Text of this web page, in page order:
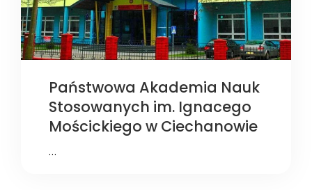
Państwowa Akademia Nauk
Stosowanych im. Ignacego
Mościckiego w Ciechanowie
…